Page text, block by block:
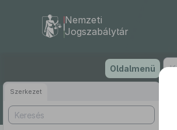
tartalomra
Nemzeti
Jogszabálytár
Oldalmenü
Szerkezet